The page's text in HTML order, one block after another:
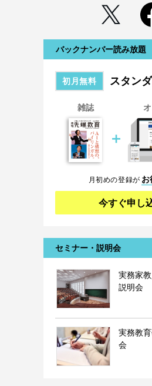
バックナンバー読み放題
初月無料 スタン
雑誌
＋
月初めの登録が お
今すぐ申し
セミナー・説明会
実務家
説明会
実務教
会